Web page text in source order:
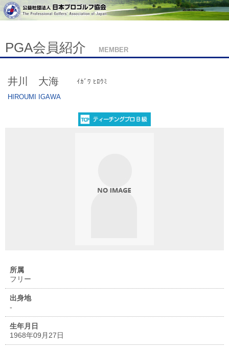
PGA会員紹介 MEMBER
井川 大海
ｲｶﾞﾜ ﾋﾛｳﾐ
HIROUMI IGAWA
所属
フリー
出身地
-
生年月日
1968年09月27日